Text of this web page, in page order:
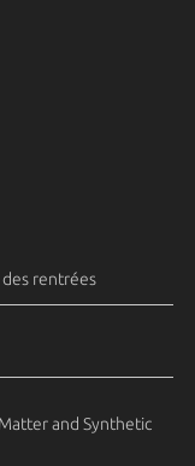
rentrées
and Synthetic